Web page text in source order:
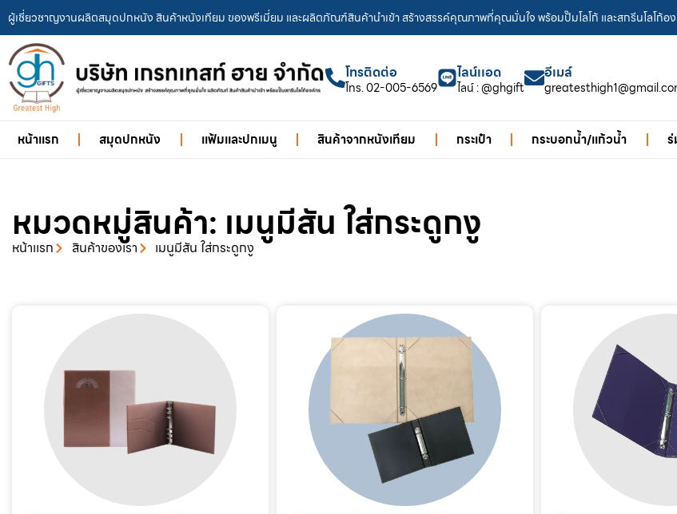
ผู้เชี่ยวชาญงานผลิตสมุดปกหนัง สินค้าหนังเทียม ของพรีเมี่ยม และผลิตภัณฑ์สินค้านำเข้า สร้างสรรค์คุณภาพที่คุณมั่นใจ พร้อมปั๊มโลโก้ และสกรีนโลโก้อ
โทรติดต่อ
โทร. 02-005-6569
ไลน์เเอด
ไลน์ : @ghgift
อีเมล์
หน้าแรก สมุดปกหนัง แฟ้มเเละปกเมนู สินค้าจากหนังเทียม กระเป๋า กระบอกน้ำ/แก้วน้ำ
หมวดหมู่สินค้า: เมนูมีสัน ใส่กระดูกงู
หน้าเเรก สินค้าของเรา เมนูมีสัน ใส่กระดูกงู